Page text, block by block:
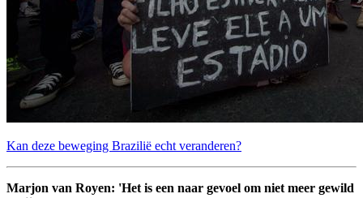
Kan deze beweging Brazilië echt veranderen?
Marjon van Royen: 'Het is een naar gevoel om niet meer gewild